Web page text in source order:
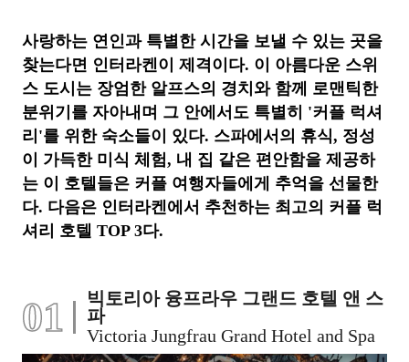
사랑하는 연인과 특별한 시간을 보낼 수 있는 곳을
찾는다면 인터라켄이 제격이다. 이 아름다운 스위
스 도시는 장엄한 알프스의 경치와 함께 로맨틱한
분위기를 자아내며 그 안에서도 특별히 '커플 럭셔
리'를 위한 숙소들이 있다. 스파에서의 휴식, 정성
이 가득한 미식 체험, 내 집 같은 편안함을 제공하
는 이 호텔들은 커플 여행자들에게 추억을 선물한
다. 다음은 인터라켄에서 추천하는 최고의 커플 럭
셔리 호텔 TOP 3다.
01
빅토리아 융프라우 그랜드 호텔 앤 스
파
Victoria Jungfrau Grand Hotel and Spa